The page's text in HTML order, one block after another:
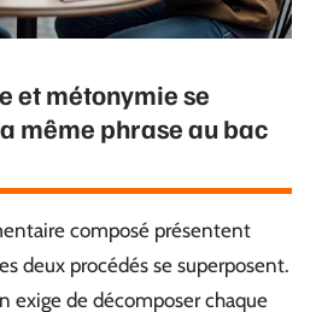
et métonymie se
même phrase au bac
composé présentent
deux procédés se superposent.
exige de décomposer chaque